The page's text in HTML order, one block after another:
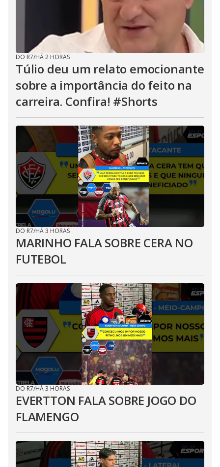
DO R7/HÁ 2 HORAS
Túlio deu um relato emocionante
sobre a importância do feito na
carreira. Confira! #Shorts
DO R7/HÁ 3 HORAS
MARINHO FALA SOBRE CERA NO
FUTEBOL
DO R7/HÁ 3 HORAS
EVERTTON FALA SOBRE JOGO DO
FLAMENGO